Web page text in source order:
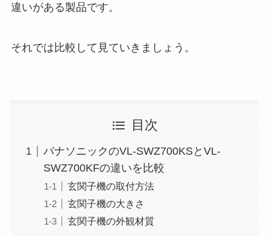
違いがある製品です。
それでは比較して見ていきましょう。
目次
パナソニックのVL-SWZ700KSとVL-
SWZ700KFの違いを比較
玄関子機の取付方法
玄関子機の大きさ
玄関子機の外観材質